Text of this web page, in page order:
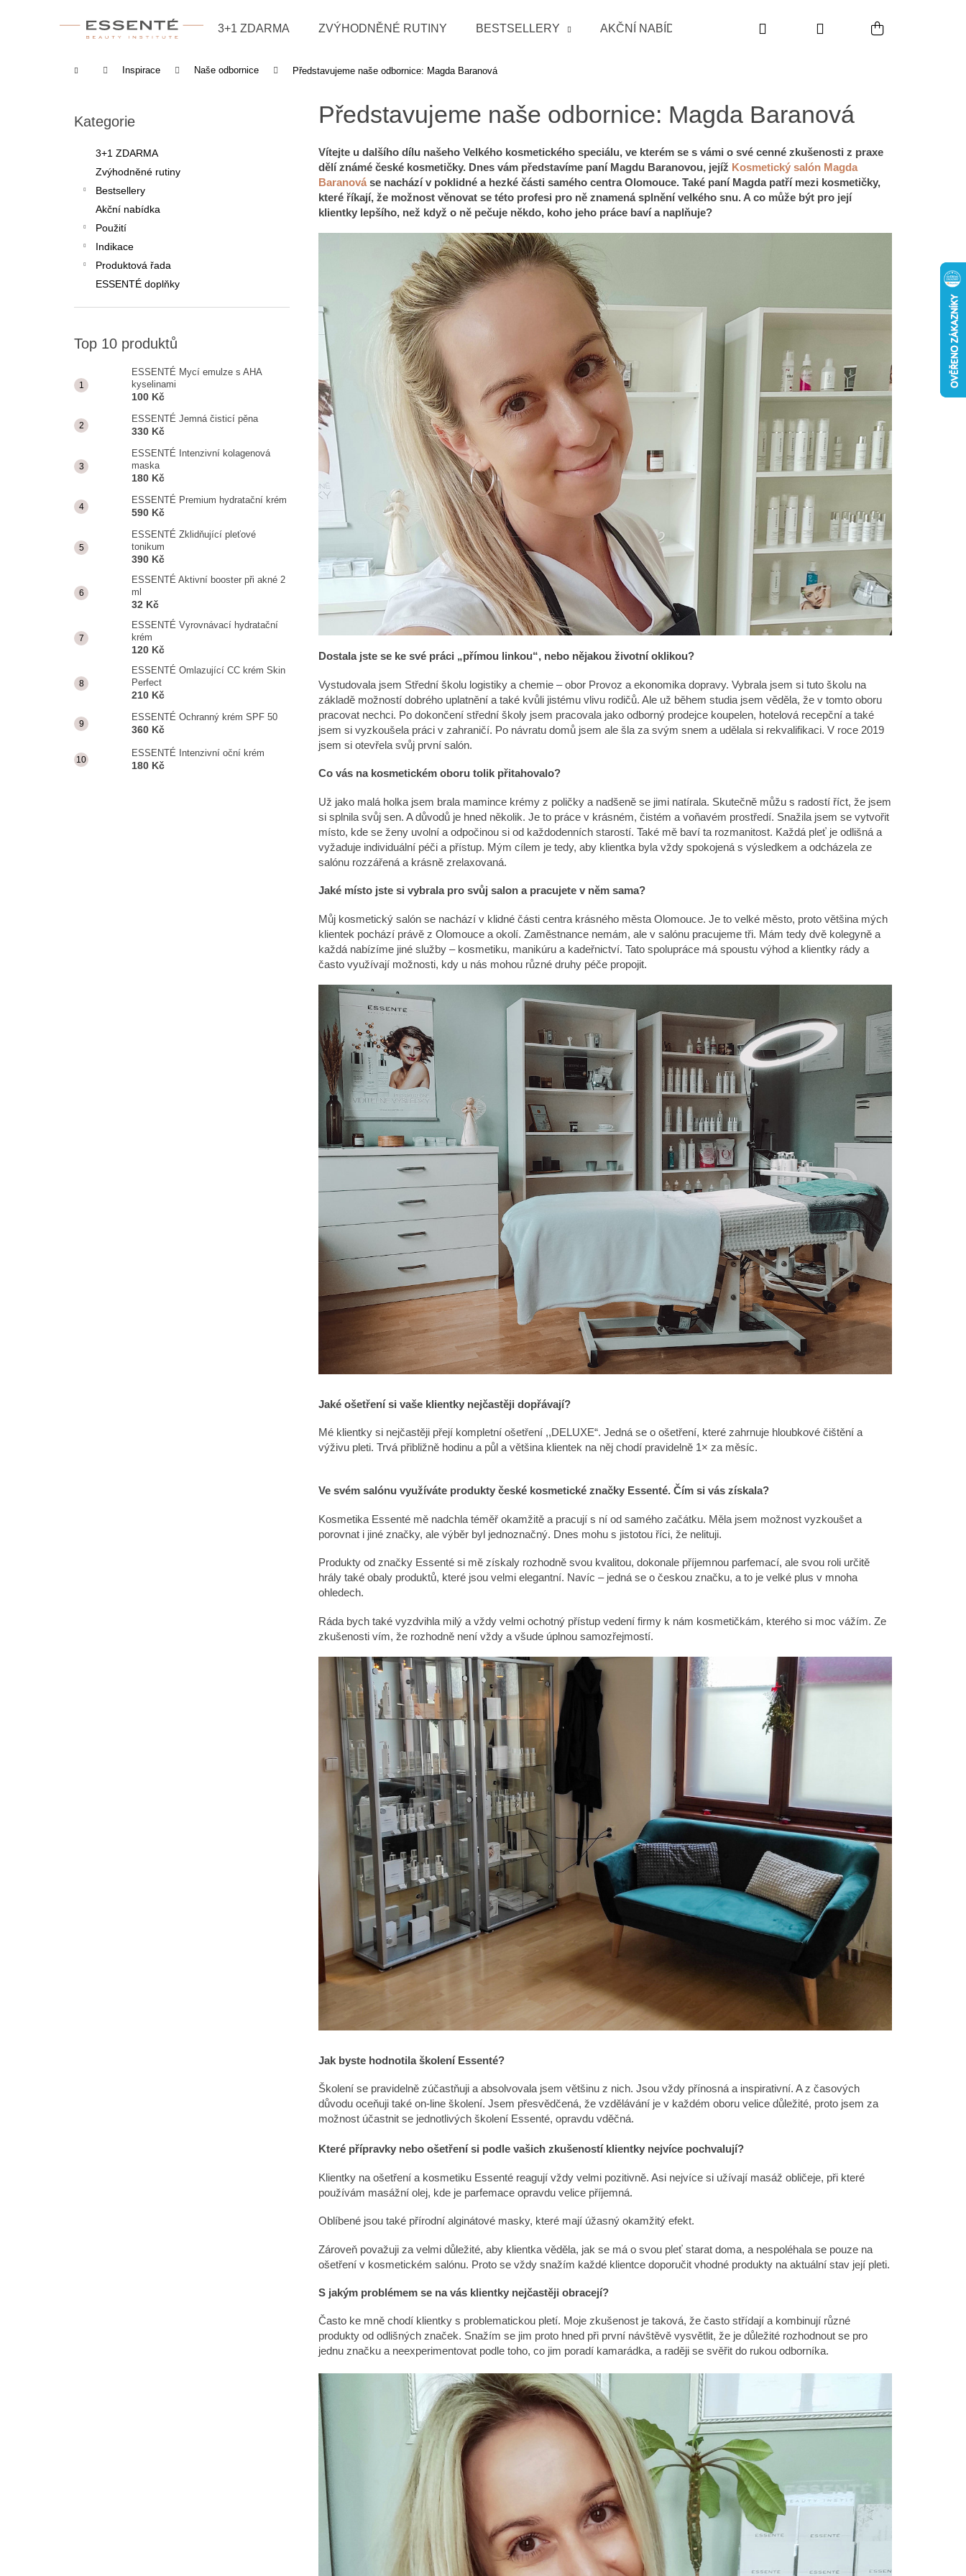
3+1 ZDARMA ZVÝHODNĚNÉ RUTINY BESTSELLERY AKČNÍ NABÍDKA POUŽITÍ INDIKACE
Hledat PřihlášeníNákupní
Domů Inspirace Naše odbornice Představujeme naše odbornice: Magda Baranová
Přeskočit kategorie
Kategorie
3+1 ZDARMA
Zvýhodněné rutiny
Bestsellery
Akční nabídka
Použití
Indikace
Produktová řada
ESSENTÉ doplňky
Top 10 produktů
ESSENTÉ Mycí emulze s AHA
kyselinami
100 Kč
ESSENTÉ Jemná čisticí pěna
330 Kč
ESSENTÉ Intenzivní kolagenová
maska
180 Kč
ESSENTÉ Premium hydratační krém
590 Kč
ESSENTÉ Zklidňující pleťové
tonikum
390 Kč
ESSENTÉ Aktivní booster při akné 2
ml
32 Kč
ESSENTÉ Vyrovnávací hydratační
krém
120 Kč
ESSENTÉ Omlazující CC krém Skin
Perfect
210 Kč
ESSENTÉ Ochranný krém SPF 50
360 Kč
ESSENTÉ Intenzivní oční krém
180 Kč
Představujeme naše odbornice: Magda Baranová
Vítejte u dalšího dílu našeho Velkého kosmetického speciálu, ve kterém se s vámi o své cenné zkušenosti z praxe
dělí známé české kosmetičky. Dnes vám představíme paní Magdu Baranovou, jejíž Kosmetický salón Magda
Baranová se nachází v poklidné a hezké části samého centra Olomouce. Také paní Magda patří mezi kosmetičky,
které říkají, že možnost věnovat se této profesi pro ně znamená splnění velkého snu. A co může být pro její
klientky lepšího, než když o ně pečuje někdo, koho jeho práce baví a naplňuje?
Dostala jste se ke své práci „přímou linkou“, nebo nějakou životní oklikou?
Vystudovala jsem Střední školu logistiky a chemie – obor Provoz a ekonomika dopravy. Vybrala jsem si tuto školu na
základě možností dobrého uplatnění a také kvůli jistému vlivu rodičů. Ale už během studia jsem věděla, že v tomto oboru
pracovat nechci. Po dokončení střední školy jsem pracovala jako odborný prodejce koupelen, hotelová recepční a také
jsem si vyzkoušela práci v zahraničí. Po návratu domů jsem ale šla za svým snem a udělala si rekvalifikaci. V roce 2019
jsem si otevřela svůj první salón.
Co vás na kosmetickém oboru tolik přitahovalo?
Už jako malá holka jsem brala mamince krémy z poličky a nadšeně se jimi natírala. Skutečně můžu s radostí říct, že jsem
si splnila svůj sen. A důvodů je hned několik. Je to práce v krásném, čistém a voňavém prostředí. Snažila jsem se vytvořit
místo, kde se ženy uvolní a odpočinou si od každodenních starostí. Také mě baví ta rozmanitost. Každá pleť je odlišná a
vyžaduje individuální péči a přístup. Mým cílem je tedy, aby klientka byla vždy spokojená s výsledkem a odcházela ze
salónu rozzářená a krásně zrelaxovaná.
Jaké místo jste si vybrala pro svůj salon a pracujete v něm sama?
Můj kosmetický salón se nachází v klidné části centra krásného města Olomouce. Je to velké město, proto většina mých
klientek pochází právě z Olomouce a okolí. Zaměstnance nemám, ale v salónu pracujeme tři. Mám tedy dvě kolegyně a
každá nabízíme jiné služby – kosmetiku, manikúru a kadeřnictví. Tato spolupráce má spoustu výhod a klientky rády a
často využívají možnosti, kdy u nás mohou různé druhy péče propojit.
Jaké ošetření si vaše klientky nejčastěji dopřávají?
Mé klientky si nejčastěji přejí kompletní ošetření ,,DELUXE“. Jedná se o ošetření, které zahrnuje hloubkové čištění a
výživu pleti. Trvá přibližně hodinu a půl a většina klientek na něj chodí pravidelně 1× za měsíc.
Ve svém salónu využíváte produkty české kosmetické značky Essenté. Čím si vás získala?
Kosmetika Essenté mě nadchla téměř okamžitě a pracují s ní od samého začátku. Měla jsem možnost vyzkoušet a
porovnat i jiné značky, ale výběr byl jednoznačný. Dnes mohu s jistotou říci, že nelituji.
Produkty od značky Essenté si mě získaly rozhodně svou kvalitou, dokonale příjemnou parfemací, ale svou roli určitě
hrály také obaly produktů, které jsou velmi elegantní. Navíc – jedná se o českou značku, a to je velké plus v mnoha
ohledech.
Ráda bych také vyzdvihla milý a vždy velmi ochotný přístup vedení firmy k nám kosmetičkám, kterého si moc vážím. Ze
zkušenosti vím, že rozhodně není vždy a všude úplnou samozřejmostí.
Jak byste hodnotila školení Essenté?
Školení se pravidelně zúčastňuji a absolvovala jsem většinu z nich. Jsou vždy přínosná a inspirativní. A z časových
důvodu oceňuji také on-line školení. Jsem přesvědčená, že vzdělávání je v každém oboru velice důležité, proto jsem za
možnost účastnit se jednotlivých školení Essenté, opravdu vděčná.
Které přípravky nebo ošetření si podle vašich zkušeností klientky nejvíce pochvalují?
Klientky na ošetření a kosmetiku Essenté reagují vždy velmi pozitivně. Asi nejvíce si užívají masáž obličeje, při které
používám masážní olej, kde je parfemace opravdu velice příjemná.
Oblíbené jsou také přírodní alginátové masky, které mají úžasný okamžitý efekt.
Zároveň považuji za velmi důležité, aby klientka věděla, jak se má o svou pleť starat doma, a nespoléhala se pouze na
ošetření v kosmetickém salónu. Proto se vždy snažím každé klientce doporučit vhodné produkty na aktuální stav její pleti.
S jakým problémem se na vás klientky nejčastěji obracejí?
Často ke mně chodí klientky s problematickou pletí. Moje zkušenost je taková, že často střídají a kombinují různé
produkty od odlišných značek. Snažím se jim proto hned při první návštěvě vysvětlit, že je důležité rozhodnout se pro
jednu značku a neexperimentovat podle toho, co jim poradí kamarádka, a raději se svěřit do rukou odborníka.
Co potřebujete najít?
Doporučujeme
KYSELINAMI
ESSENTÉ JEMNÁ ČISTICÍ PĚNA
330 Kč
ESSENTÉ INTENZIVNÍ KOLAGENOVÁ
MASKA
180 Kč